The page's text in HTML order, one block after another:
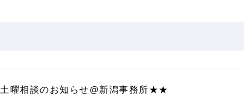
曜相談のお知らせ@新潟事務所★★